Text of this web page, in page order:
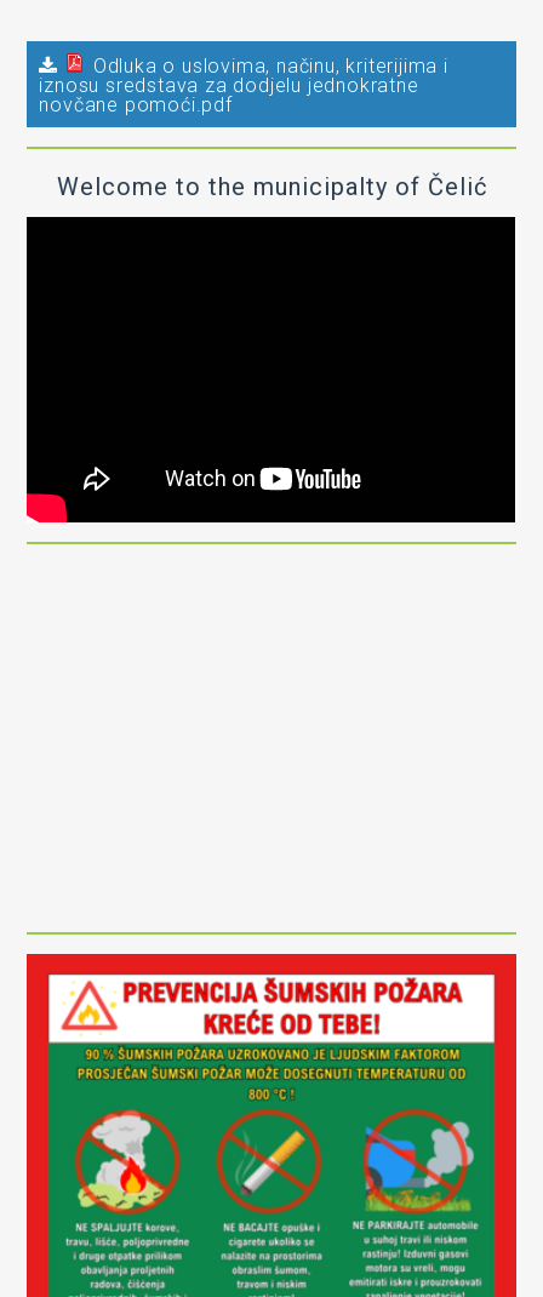
Odluka o uslovima, načinu, kriterijima i
iznosu sredstava za dodjelu jednokratne
novčane pomoći.pdf
Welcome to the municipalty of Čelić